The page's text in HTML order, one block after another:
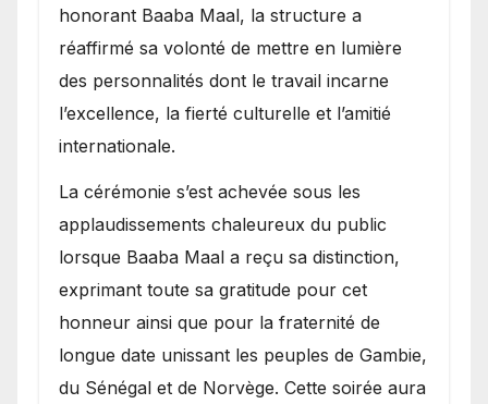
honorant Baaba Maal, la structure a
réaffirmé sa volonté de mettre en lumière
des personnalités dont le travail incarne
l’excellence, la fierté culturelle et l’amitié
internationale.
​La cérémonie s’est achevée sous les
applaudissements chaleureux du public
lorsque Baaba Maal a reçu sa distinction,
exprimant toute sa gratitude pour cet
honneur ainsi que pour la fraternité de
longue date unissant les peuples de Gambie,
du Sénégal et de Norvège. Cette soirée aura